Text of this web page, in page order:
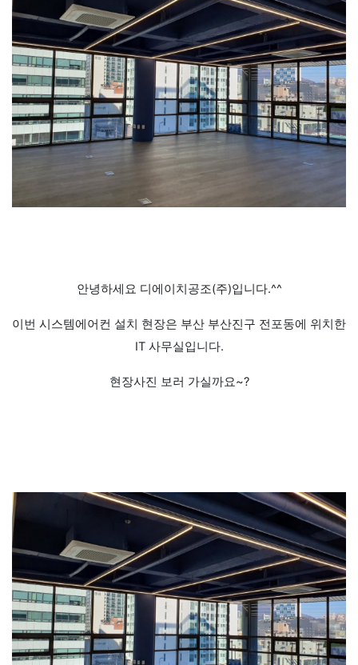
안녕하세요 디에이치공조(주)입니다.^^
이번 시스템에어컨 설치 현장은 부산 부산진구 전포동에 위치한
IT 사무실입니다.
현장사진 보러 가실까요~?